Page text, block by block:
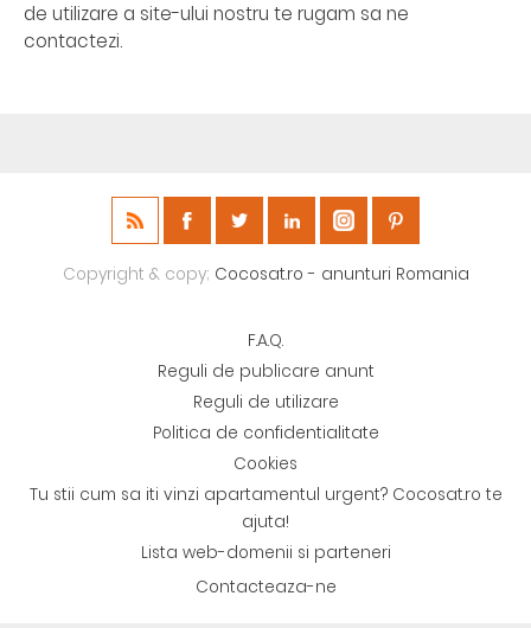
de utilizare a site-ului nostru te rugam sa ne
contactezi.
Copyright & copy; Cocosat.ro - anunturi Romania
F.A.Q.
Reguli de publicare anunt
Reguli de utilizare
Politica de confidentialitate
Cookies
Tu stii cum sa iti vinzi apartamentul urgent? Cocosat.ro te
ajuta!
Lista web-domenii si parteneri
Contacteaza-ne